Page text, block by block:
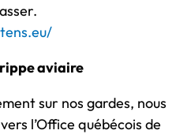
aviaire
sur nos gardes, nous
l’Office québécois de